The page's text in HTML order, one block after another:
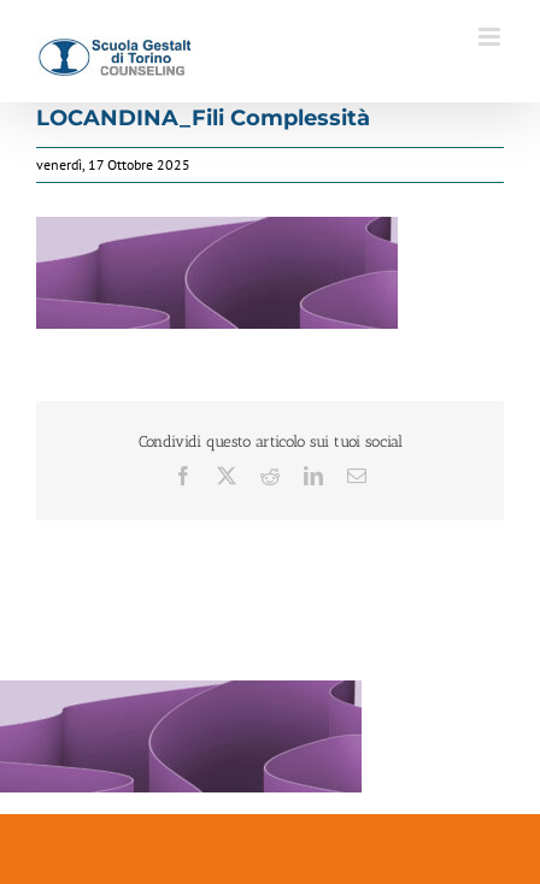
contenuto
LOCANDINA_Fili Complessità
venerdì, 17 Ottobre 2025
Condividi questo articolo sui tuoi social
Facebook RedditLinkedInEmail